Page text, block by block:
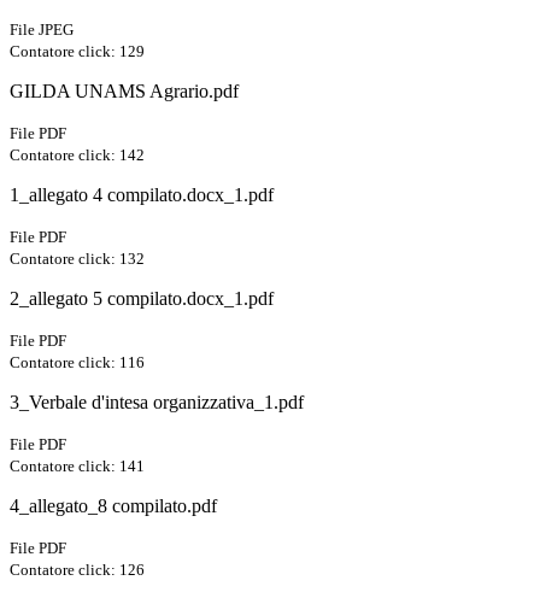
File JPEG
Contatore click: 129
GILDA UNAMS Agrario.pdf
File PDF
Contatore click: 142
1_allegato 4 compilato.docx_1.pdf
File PDF
Contatore click: 132
2_allegato 5 compilato.docx_1.pdf
File PDF
Contatore click: 116
3_Verbale d'intesa organizzativa_1.pdf
File PDF
Contatore click: 141
4_allegato_8 compilato.pdf
File PDF
Contatore click: 126